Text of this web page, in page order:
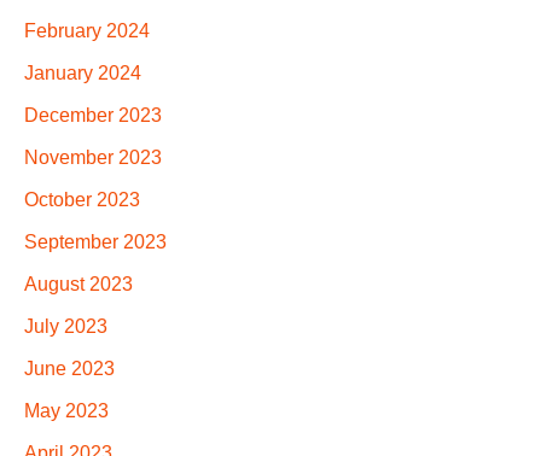
February 2024
January 2024
December 2023
November 2023
October 2023
September 2023
August 2023
July 2023
June 2023
May 2023